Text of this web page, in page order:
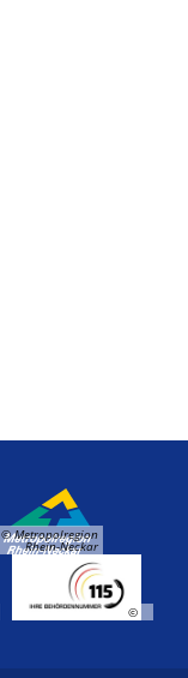
© Metropolregion
Rhein-Neckar
©